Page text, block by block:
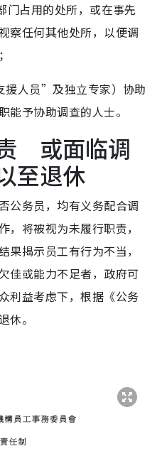
占用的处所，或在事先
察任何其他处所，以便调
人员”及独立专家）协助
能予协助调查的人士。
或面临调
至退休
公务员，均有义务配合调
，将被视为未履行职责，
果揭示员工有行为不当，
佳或能力不足者，政府可
利益考虑下，根据《公务
休。